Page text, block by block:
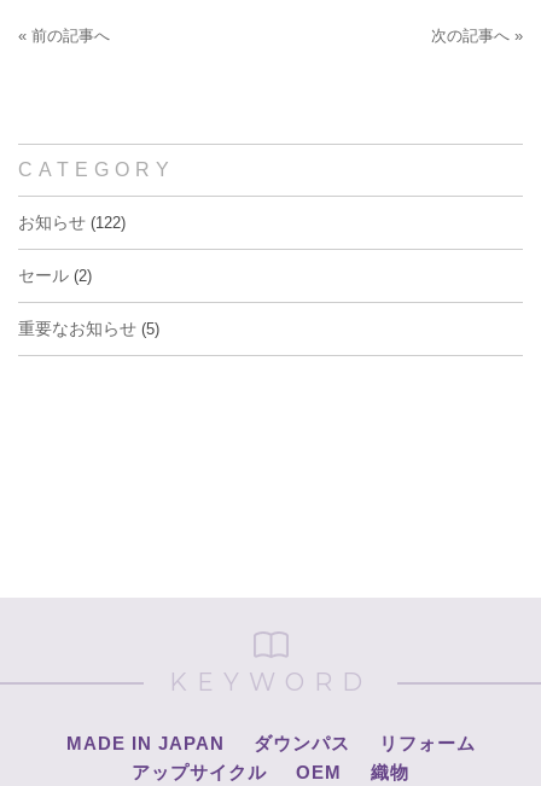
« 前の記事へ 次の記事へ »
CATEGORY
お知らせ (122)
セール (2)
重要なお知らせ (5)
KEYWORD
MADE IN JAPAN ダウンパス
リフォーム
アップサイクル
OEM
織物